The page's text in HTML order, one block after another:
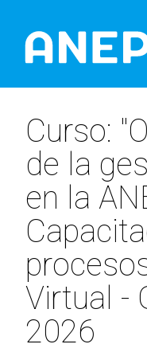
Curso:
de la
en la
Virtual -
2026